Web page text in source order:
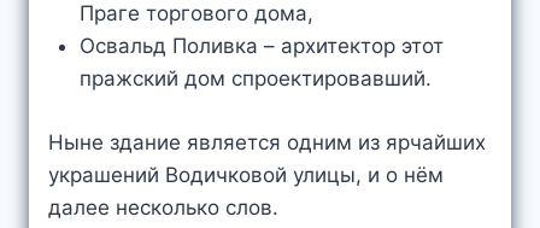
Праге торгового дома,
Освальд Поливка – архитектор этот
пражский дом спроектировавший.
Ныне здание является одним из ярчайших
украшений Водичковой улицы, и о нём
далее несколько слов.